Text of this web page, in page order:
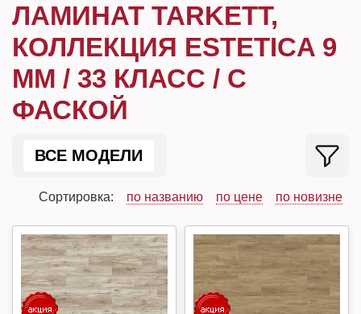
ЛАМИНАТ TARKETT,
КОЛЛЕКЦИЯ ESTETICA 9
ММ / 33 КЛАСС / С
ФАСКОЙ
ВСЕ МОДЕЛИ
Сортировка: по названию по цене по новизне